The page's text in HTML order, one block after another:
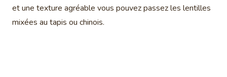
et une texture agréable vous pouvez passez les lentilles
mixées au tapis ou chinois.